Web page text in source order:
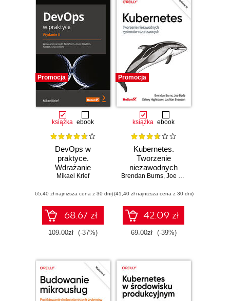
Promocja
książka ebook
DevOps w
praktyce.
Wdrażanie
narzędzi
DevOps,
Kubernetes i
Jenkins. Wydanie
II
Mikael Krief
(65,40 zł najniższa cena z 30 dni)
68.67 zł
109.00zł (-37%)
Promocja
książka ebook
Kubernetes.
Tworzenie
niezawodnych
systemów
Wydanie III
Brendan Burns, Joe Beda
(41,40 zł najniższa cena z 30 dni)
42.09 zł
69.00zł (-39%)